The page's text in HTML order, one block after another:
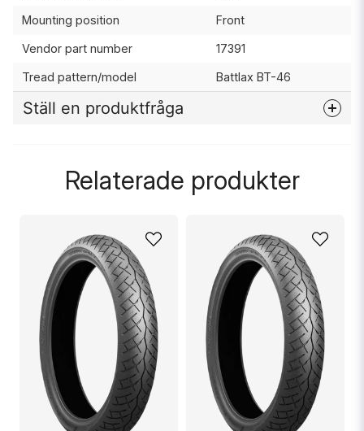
Mounting position Front
Vendor part number 17391
Tread pattern/model Battlax BT-46
Ställ en produktfråga
emailMejladress
Ja, ni får publicera min fråga
Relaterade produkter